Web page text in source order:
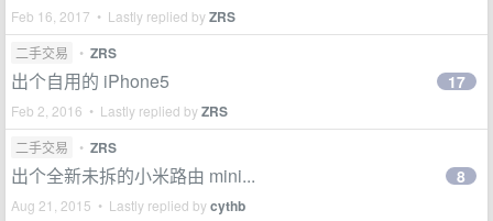
Feb 16, 2017 • Lastly replied byZRS
二手交易 • ZRS
出个自用的 iPhone5
Feb 2, 2016 • Lastly replied byZRS
17
二手交易 • ZRS
出个全新未拆的小米路由 mini...
Aug 21, 2015 • Lastly replied bycythb
8